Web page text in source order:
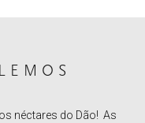
néctares do Dão! As